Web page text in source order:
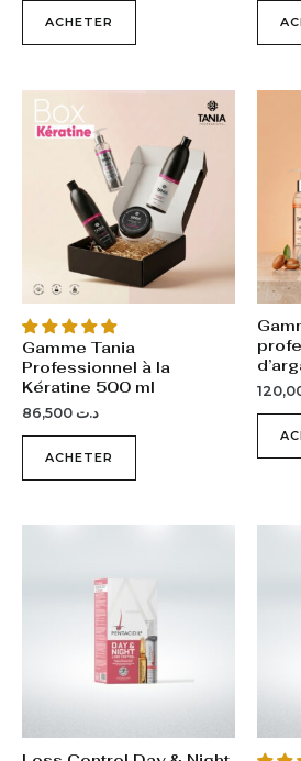
ACHETER
Gamme Tania
Professionnel à la
Kératine 500 ml
د.ت
ACHETER